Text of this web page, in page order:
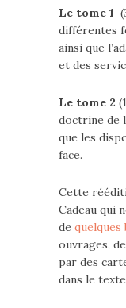
Le tome 1
différentes
ainsi que
et des
Le tome 2
doctrine de
que les
face.
Cette
Cadeau qui
de quelques
ouvrages,
par des
dans le